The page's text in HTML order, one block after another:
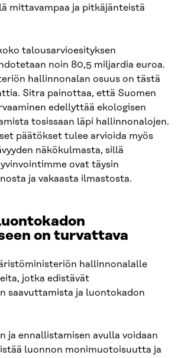
mittavampaa ja pitkäjänteistä
talousarvioesityksen
noin 80,5 miljardia euroa.
hallinnonalan osuus on tästä
Sitra painottaa, että Suomen
edellyttää ekologisen
tosissaan läpi hallinnonalojen.
päätökset tulee arvioida myös
näkökulmasta, sillä
ovat täysin
ja vakaasta ilmastosta.
on turvattava
hallinnonalalle
jotka edistävät
saavuttamista ja luontokadon
ja ennallistamisen avulla voidaan
luonnon monimuotoisuutta ja